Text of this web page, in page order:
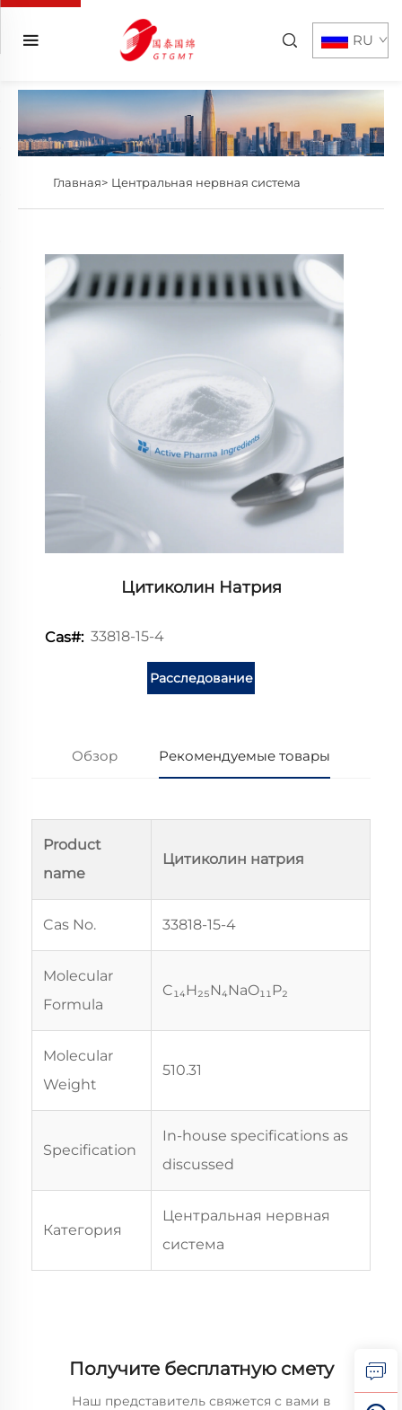
RU
Главная> Центральная нервная система
Цитиколин Натрия
Cas#: 33818-15-4
Расследование
Обзор Рекомендуемые товары
Product
name
Цитиколин натрия
Cas No. 33818-15-4
Molecular
Formula
C₁₄H₂₅N₄NaO₁₁P₂
Molecular
Weight
510.31
Specification
In-house specifications as
discussed
Категория
Центральная нервная
система
Получите бесплатную смету
Наш представитель свяжется с вами в